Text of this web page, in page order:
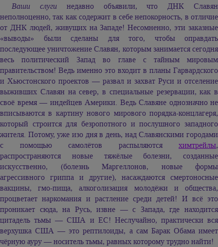
Ваши слугинедавно объявили, что ДНК Славян
неполноценно, так как содержит в себе непокорность, в отличие
от ДНК людей, живущих на Западе! Несомненно, эти заказные
«выводы» были сделаны для того, чтобы оправдать
последующее уничтожение Славян, которым занимается сегодня
весь политический Запад во главе с тайным мировым
правительством! Ведь именно это входит в планы Гарвардского
и Хьюстонского проектов — развал и захват Руси и отселение
выживших Славян на север, в специальные резервации, как в
своё время — индейцев Америки. Ведь Славяне однозначно не
вписываются в картину нового мирового порядка-концлагеря,
который строится для безропотного и послушного западного
жителя. Потому, уже изо дня в день, над Славянскими городами
с помощью самолётов распыляются химтрейлы,
распространяются новые тяжёлые болезни, созданные
искусственно, (болезнь Маргеллонов, новые формы
агрессивного гриппа и другие), насаждаются смертоносные
вакцины, гмо-пища, алкоголизация молодёжи и общества,
процветает наркомания и растление среди детей! И всё это
проникает сюда, на Русь, извне — с Запада, где находится
цитадель тьмы — США и ЕС! Неслучайно, практически вся
верхушка США — это рептилоиды, а сам Барак Обама имеет
чёрную ауру — носитель тьмы, равных которому трудно найти!